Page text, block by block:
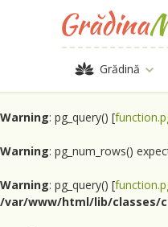
Warning: pg_query() [
Warning: pg_num_rows()
Warning: pg_query() [
/var/www/html/lib/classes/
Grădină